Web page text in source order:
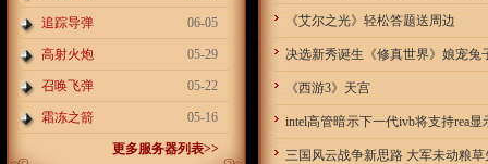
06-05
追踪导弹
05-29
高射火炮
05-22
召唤飞弹
05-16
霜冻之箭
更多服务器列表>>
《艾尔之光》轻松答题送周边
决选新秀诞生《修真世界》娘宠兔
《西游3》天宫
intel高管暗示下一代ivb将支持rea显
三国风云战争新思路 大军未动粮草